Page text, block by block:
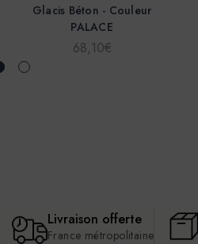
Glacis Béton - Couleur
PALACE
68,10€
Livraison offerte
France métropolitaine